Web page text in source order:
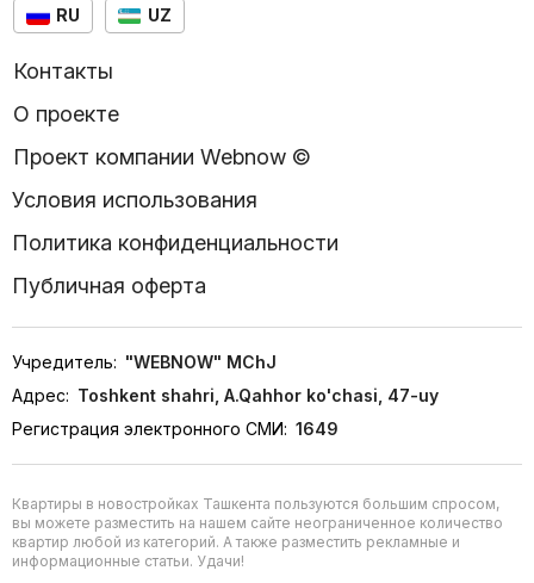
RU UZ
Контакты
О проекте
Проект компании Webnow ©
Условия использования
Политика конфиденциальности
Публичная оферта
Учредитель: "WEBNOW" MChJ
Адрес: Toshkent shahri, A.Qahhor ko'chasi, 47-uy
Регистрация электронного СМИ: 1649
Квартиры в новостройках Ташкента пользуются большим спросом,
вы можете разместить на нашем сайте неограниченное количество
квартир любой из категорий. А также разместить рекламные и
информационные статьи. Удачи!